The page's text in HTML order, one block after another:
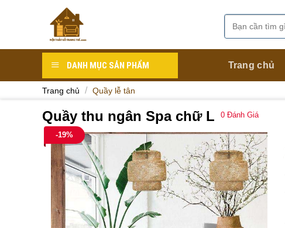
Tìm
kiếm:
DANH MỤC SẢN PHẨM Trang chủ
Trang chủ / Quầy lễ tân
Quầy thu ngân Spa chữ L 0 Đánh Giá
-19%